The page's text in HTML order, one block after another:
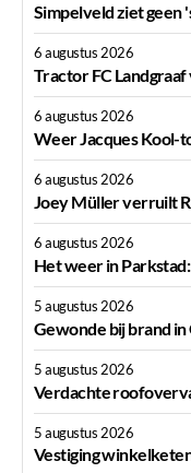
Simpelveld ziet geen
6 augustus 2026
Tractor FC
6 augustus 2026
Weer Jacques Kool-
6 augustus 2026
Joey Müller verruilt
6 augustus 2026
Het weer in
5 augustus 2026
Gewonde bij brand
5 augustus 2026
Verdachte
5 augustus 2026
Vestiging